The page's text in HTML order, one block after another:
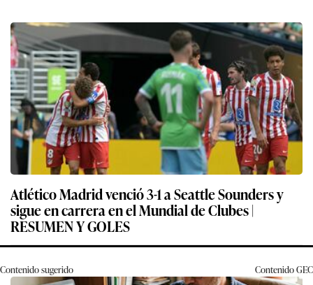
Atlético Madrid venció 3-1 a Seattle Sounders y
sigue en carrera en el Mundial de Clubes |
RESUMEN Y GOLES
Contenido sugerido ContenidoGEC